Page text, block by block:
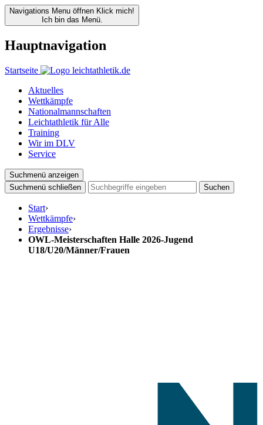
Navigations Menu öffnen Klick mich!
Ich bin das Menü.
Hauptnavigation
Startseite
Aktuelles
Wettkämpfe
Nationalmannschaften
Leichtathletik für Alle
Training
Wir im DLV
Service
Suchmenü anzeigen
Suchmenü schließen
Suchen
Start›
Wettkämpfe›
Ergebnisse›
OWL-Meisterschaften Halle 2026-Jugend
U18/U20/Männer/Frauen